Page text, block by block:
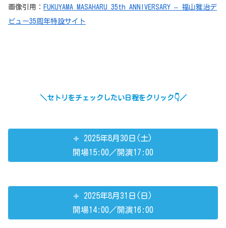
画像引用： FUKUYAMA MASAHARU 35th ANNIVERSARY – 福山雅治デ
ビュー35周年特設サイト
＼セトリをチェックしたい日程をクリック👇／
2025年8月30日(土)
開場15:00／開演17:00
2025年8月31日(日)
開場14:00／開演16:00